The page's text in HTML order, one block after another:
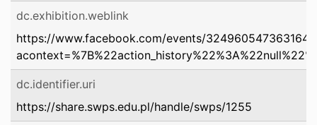
dc.exhibition.weblink
https://www.facebook.com/events/324960547363164/
dc.identifier.uri
https://share.swps.edu.pl/handle/swps/1255